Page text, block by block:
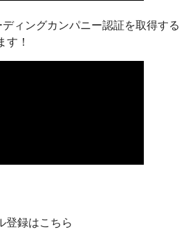
ィングカンパニー認証を取得する
す！
登録はこちら